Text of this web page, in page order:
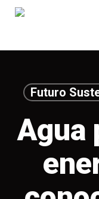
Skip
content
Futuro
Agua